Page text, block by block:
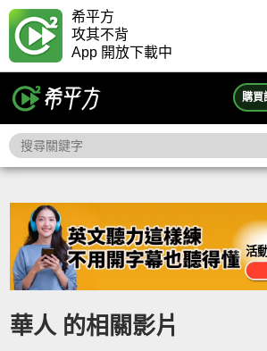
希平方
攻其不背
App 開放下載中
購買
活
華人 的相關影片